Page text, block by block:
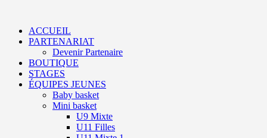
ACCUEIL
PARTENARIAT
Devenir Partenaire
BOUTIQUE
STAGES
ÉQUIPES JEUNES
Baby basket
Mini basket
U9 Mixte
U11 Filles